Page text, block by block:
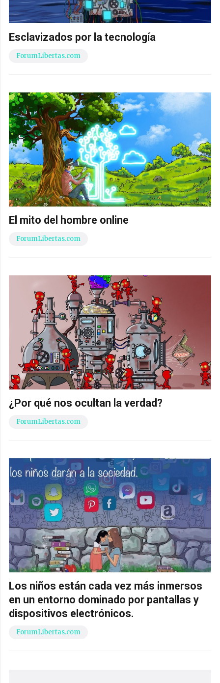
Esclavizados por la tecnología
ForumLibertas.com
El mito del hombre online
ForumLibertas.com
¿Por qué nos ocultan la verdad?
ForumLibertas.com
Los niños están cada vez más inmersos
en un entorno dominado por pantallas y
dispositivos electrónicos.
ForumLibertas.com